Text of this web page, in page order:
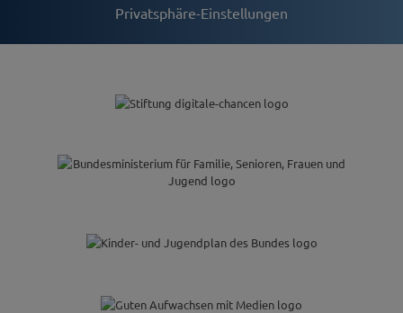
Privatsphäre-Einstellungen